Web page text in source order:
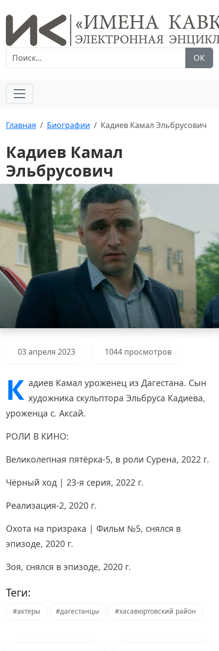
ОК
Главная Биографии Кадиев Камал Эльбрусович
Кадиев Камал
Эльбрусович
03 апреля 2023 1044 просмотров
К адиев Камал уроженец из Дагестана. Сын
художника скульптора Эльбруса Кадиева,
уроженца с. Аксай.
РОЛИ В КИНО:
Великолепная пятёрка-5, в роли Сурена, 2022 г.
Чёрный ход | 23-я серия, 2022 г.
Реализация-2, 2020 г.
Охота на призрака | Фильм №5, снялся в
эпизоде, 2020 г.
Зоя, снялся в эпизоде, 2020 г.
Теги:
#актеры #дагестанцы #хасавюртовский район